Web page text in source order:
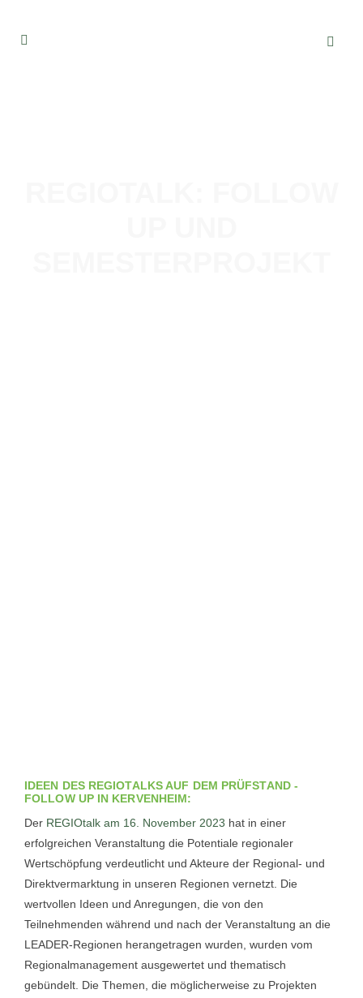
IDEEN DES REGIOTALKS AUF DEM PRÜFSTAND -
FOLLOW UP IN KERVENHEIM:
Der REGIOtalk am 16. November 2023 hat in einer
erfolgreichen Veranstaltung die Potentiale regionaler
Wertschöpfung verdeutlicht und Akteure der Regional- und
Direktvermarktung in unseren Regionen vernetzt. Die
wertvollen Ideen und Anregungen, die von den
Teilnehmenden während und nach der Veranstaltung an die
LEADER-Regionen herangetragen wurden, wurden vom
Regionalmanagement ausgewertet und thematisch
gebündelt. Die Themen, die möglicherweise zu Projekten